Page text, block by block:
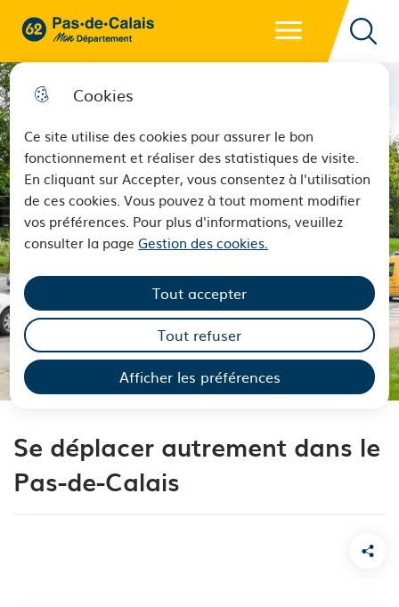
Cookies
Ce site utilise des cookies pour assurer le bon
fonctionnement et réaliser des statistiques de visite.
En cliquant sur Accepter, vous consentez à l'utilisation
de ces cookies. Vous pouvez à tout moment modifier
vos préférences. Pour plus d'informations, veuillez
consulter la pageGestion des cookies.
Afficher les préférences
Tout accepter
Tout refuser
62 - Pas-de-Calais Mon Département - Retour à l'accueil
Se déplacer autrement dans le
Pas-de-Calais